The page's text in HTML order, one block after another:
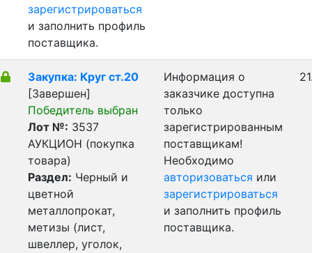
зарегистрироваться
и заполнить профиль
поставщика.
Закупка: Круг ст.20
[Завершен]
Победитель выбран
Лот №: 3537
АУКЦИОН (покупка
товара)
Раздел: Черный и
цветной
металлопрокат,
метизы (лист,
швеллер, уголок,
Информация о
заказчике доступна
только
зарегистрированным
поставщикам!
Необходимо
авторизоваться или
зарегистрироваться
и заполнить профиль
поставщика.